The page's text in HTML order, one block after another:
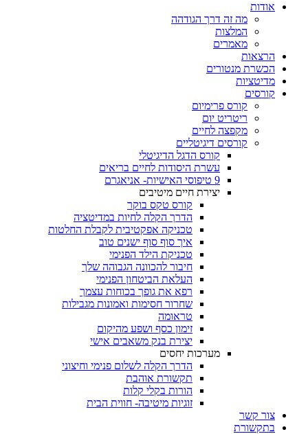
אודות
מה זה דרך הגודהה
המלצות
מאמרים
הרצאות
הכשרת מנטורים
מדיטציות
קורסים
קורס פרימיום
ריטריט יום
מקפצה לחיים
קורסים דיגיטליים
קורס הדגל הדיגיטלי
עשרת היסודות לחיים בריאים
9 טיפוסי האישיות- אניאגרם
יצירת חיים מיטיבים
קורס טקס בוקר
הדרך הקלה לחיות במדיטציה
טכניקה אפקטיבית לקבלת החלטות
איך סוף סוף ישנים טוב
טכניקת הילד הפנימי
חיבור להכוונה הגבוהה שלך
העלאת הביטחון הפנימי
רפא את גופך בכוחות עצמך
שחרור חסימות ואמונות מגבילות
טראומה
זימון כסף ושפע מהיקום
יצירת בנק משאבים אישי
מערכות יחסים
הדרך הקלה לשלום פנימי וחיצוני
תקשורת אוהבת
הורות בקלי קלות
זוגיות מיטיבה- חווית הבית
צור קשר
בתקשורת